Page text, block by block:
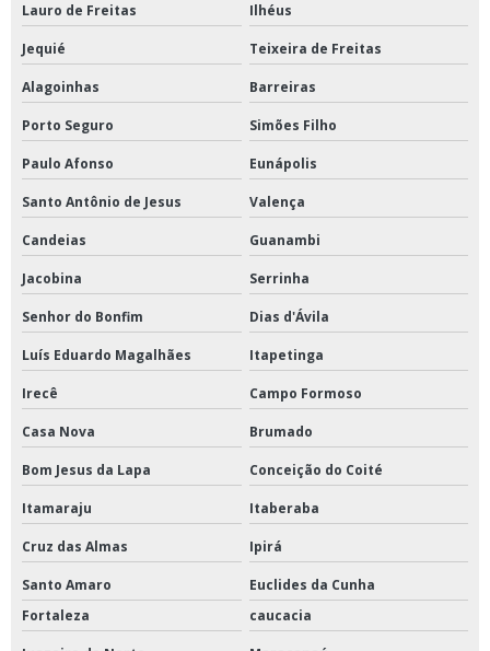
Lauro de Freitas Ilhéus
Jequié Teixeira de Freitas
Alagoinhas Barreiras
Porto Seguro Simões Filho
Paulo Afonso Eunápolis
Santo Antônio de Jesus Valença
Candeias Guanambi
Jacobina Serrinha
Senhor do Bonfim Dias d'Ávila
Luís Eduardo Magalhães Itapetinga
Irecê Campo Formoso
Casa Nova Brumado
Bom Jesus da Lapa Conceição do Coité
Itamaraju Itaberaba
Cruz das Almas Ipirá
Santo Amaro
Euclides da Cunha
Fortaleza
caucacia